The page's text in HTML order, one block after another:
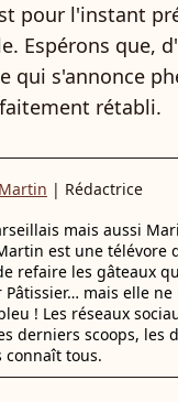
pour l'instant
Espérons que,
qui s'annonce
rétabli.
| Rédactrice
mais aussi
est une télévore
refaire les gâteaux
mais elle
! Les réseaux
derniers scoops, les
connaît tous.